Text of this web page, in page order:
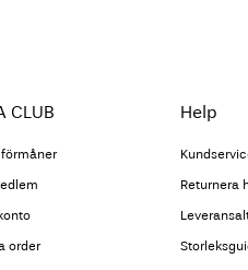
touch till varje outfit och är enkla
i varje modemedveten kvinnas
i alla färger,
ärmlösa
blusar där var och en är
med olika halsringningar, som V-
CLUB
förmåner
order
Help
Returnera